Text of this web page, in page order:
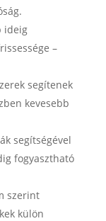
ideig
–
segítenek
kevesebb
segítségével
fogyasztható
szerint
külön